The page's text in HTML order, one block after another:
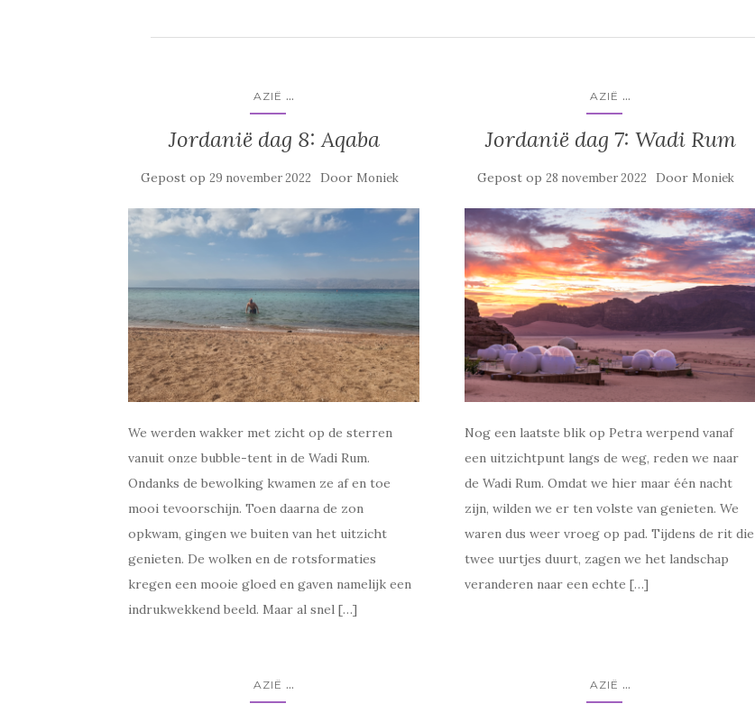
AZIË ...
Jordanië dag 8: Aqaba
Gepost op 29 november 2022 Door Moniek
We werden wakker met zicht op de sterren
vanuit onze bubble-tent in de Wadi Rum.
Ondanks de bewolking kwamen ze af en toe
mooi tevoorschijn. Toen daarna de zon
opkwam, gingen we buiten van het uitzicht
genieten. De wolken en de rotsformaties
kregen een mooie gloed en gaven namelijk een
indrukwekkend beeld. Maar al snel […]
AZIË ...
Jordanië dag 7: Wadi Rum
Gepost op28 november 2022 Door Moniek
Nog een laatste blik op Petra werpend vanaf
een uitzichtpunt langs de weg, reden we naar
de Wadi Rum. Omdat we hier maar één nacht
zijn, wilden we er ten volste van genieten. We
waren dus weer vroeg op pad. Tijdens de rit die
twee uurtjes duurt, zagen we het landschap
veranderen naar een echte […]
AZIË ... AZIË ...